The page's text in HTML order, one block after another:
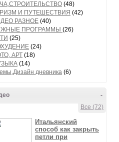
(48)
И ПУТЕШЕСТВИЯ (42)
РАЗНОЕ (40)
ПРОГРАММЫ (26)
(25)
(24)
АРТ (18)
(14)
дневника (6)
-
Все (72)
Итальянский
способ как закрыть
петли при